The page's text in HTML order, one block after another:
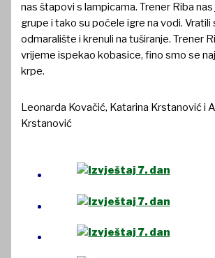
nas štapovi s lampicama. Trener Riba
grupe i tako su počele igre na vodi. Vratili
odmaralište i krenuli na tuširanje. Trener
vrijeme ispekao kobasice, fino smo se
krpe.
Leonarda Kovačić, Katarina Krstanović i
Krstanović